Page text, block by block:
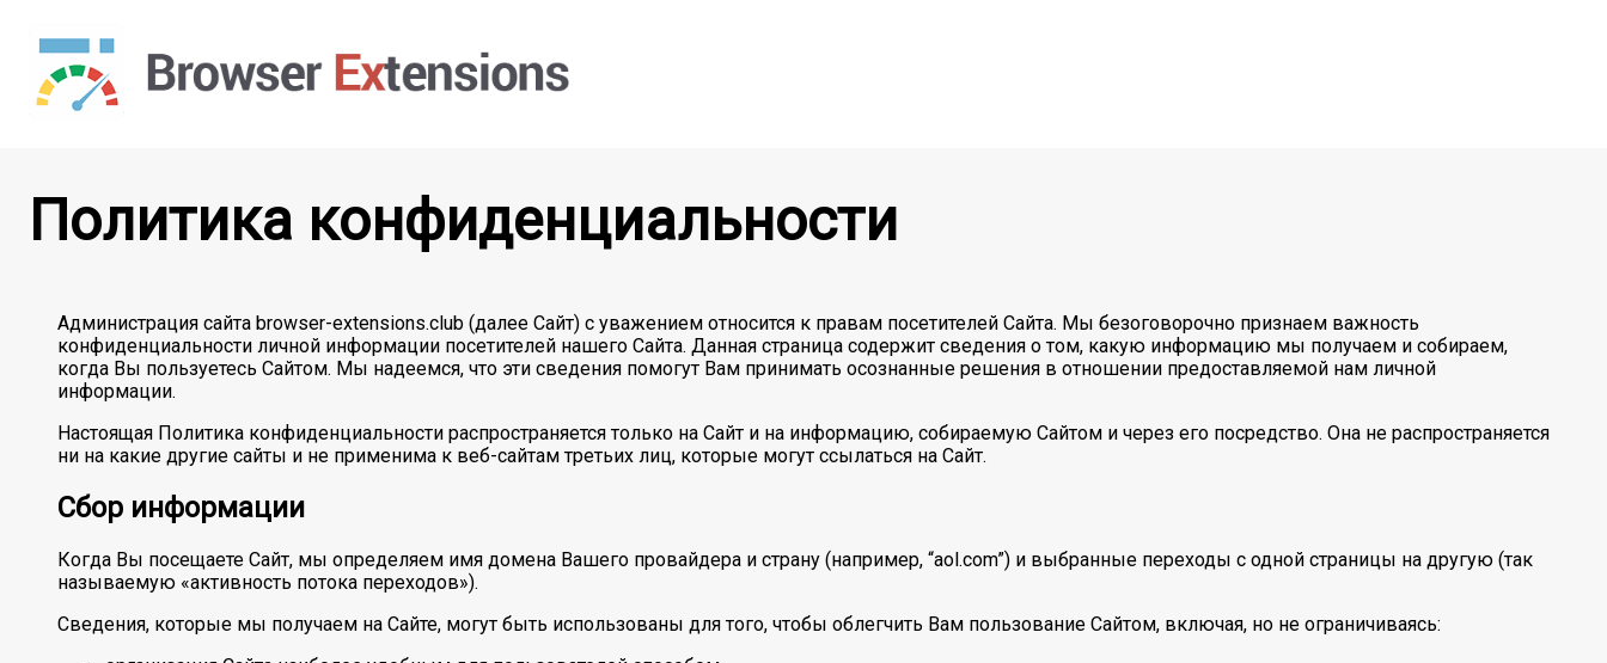
Политика конфиденциальности
Администрация сайта browser-extensions.club (далее Сайт) с уважением относится к правам посетителей Сайта. Мы безоговорочно признаем важность
конфиденциальности личной информации посетителей нашего Сайта. Данная страница содержит сведения о том, какую информацию мы получаем и собираем,
когда Вы пользуетесь Сайтом. Мы надеемся, что эти сведения помогут Вам принимать осознанные решения в отношении предоставляемой нам личной
информации.
Настоящая Политика конфиденциальности распространяется только на Сайт и на информацию, собираемую Сайтом и через его посредство. Она не распространяется
ни на какие другие сайты и не применима к веб-сайтам третьих лиц, которые могут ссылаться на Сайт.
Сбор информации
Когда Вы посещаете Сайт, мы определяем имя домена Вашего провайдера и страну (например, “aol.com”) и выбранные переходы с одной страницы на другую (так
называемую «активность потока переходов»).
Сведения, которые мы получаем на Сайте, могут быть использованы для того, чтобы облегчить Вам пользование Сайтом, включая, но не ограничиваясь: